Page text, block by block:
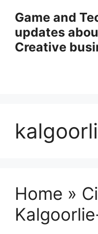
content
Game and
updates
Creative
Home »